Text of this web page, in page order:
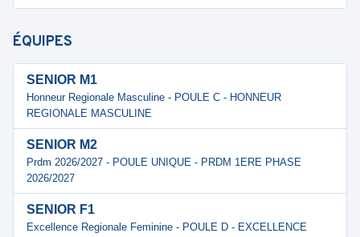
ÉQUIPES
SENIOR M1
Honneur Regionale Masculine - POULE C - HONNEUR
REGIONALE MASCULINE
SENIOR M2
Prdm 2026/2027 - POULE UNIQUE - PRDM 1ERE PHASE
2026/2027
SENIOR F1
Excellence Regionale Feminine - POULE D - EXCELLENCE